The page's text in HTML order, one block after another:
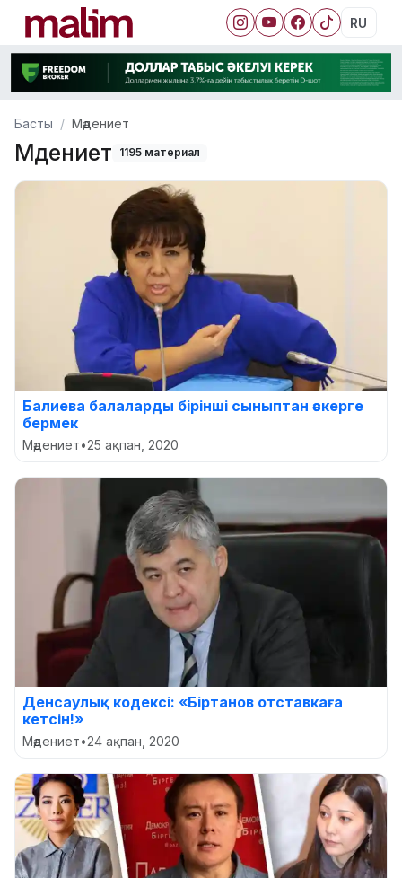
RU
Басты Мәдениет
Мәдениет 1195 материал
Балиева балаларды бірінші сыныптан әскерге
бермек
Мәдениет•25 ақпан, 2020
Денсаулық кодексі: «Біртанов отставкаға
кетсін!»
Мәдениет•24 ақпан, 2020